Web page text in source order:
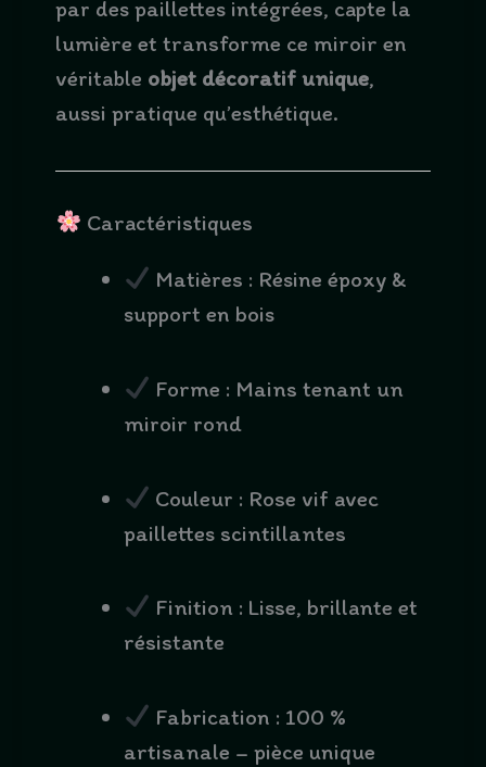
par des paillettes intégrées, capte la
lumière et transforme ce miroir en
véritable objet décoratif unique,
aussi pratique qu’esthétique.
Caractéristiques
Matières : Résine époxy &
support en bois
Forme : Mains tenant un
miroir rond
Couleur : Rose vif avec
paillettes scintillantes
Finition : Lisse, brillante et
résistante
Fabrication : 100 %
artisanale – pièce unique